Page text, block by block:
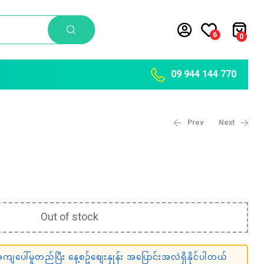
6 0
09 944 144 770
Prev Next
Out of stock
ျပေါ်မူတည်ပြီး နေ့စဥ်စျေးနှုန်း အပြောင်းအလဲရှိနိုင်ပါတယ်